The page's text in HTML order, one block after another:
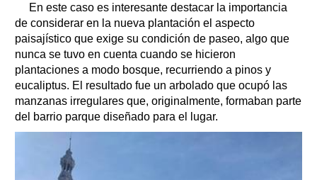
En este caso es interesante destacar la importancia
de considerar en la nueva plantación el aspecto
paisajístico que exige su condición de paseo, algo que
nunca se tuvo en cuenta cuando se hicieron
plantaciones a modo bosque, recurriendo a pinos y
eucaliptus. El resultado fue un arbolado que ocupó las
manzanas irregulares que, originalmente, formaban parte
del barrio parque diseñado para el lugar.